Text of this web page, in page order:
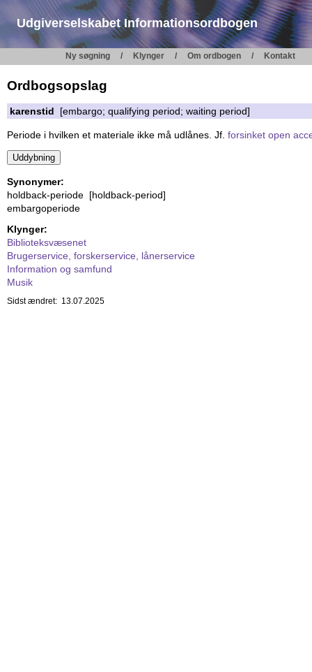
Udgiverselskabet Informationsordbogen
Ny søgning Klynger Om ordbogen Kontakt
Ordbogsopslag
karenstid [embargo; qualifying period; waiting period]
Periode i hvilken et materiale ikke må udlånes. Jf. forsinket open
Synonymer:
holdback-periode [holdback-period]
embargoperiode
Klynger:
Biblioteksvæsenet
Brugerservice, forskerservice, lånerservice
Information og samfund
Musik
Sidst ændret: 13.07.2025